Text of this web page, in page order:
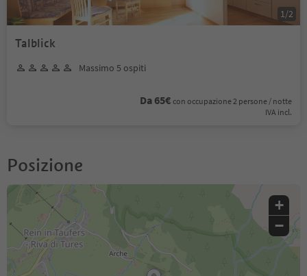
Talblick
Massimo 5 ospiti
Da 65€ con occupazione 2 persone / notte
IVA incl.
1 /2
Posizione
+
−